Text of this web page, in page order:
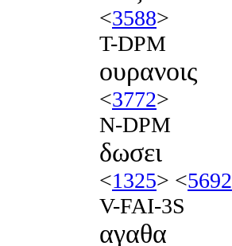
<3588>
T-DPM
ουρανοις
<3772>
N-DPM
δωσει
<1325> <5692
V-FAI-3S
αγαθα